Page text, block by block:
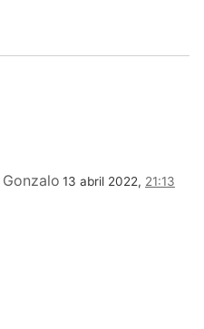
13 abril 2022, 21:13